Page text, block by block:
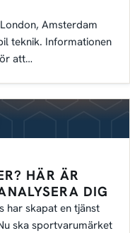
Amsterdam
teknik. Informationen
att…
HÄR ÄR
DIG
har skapat en tjänst
ska sportvarumärket